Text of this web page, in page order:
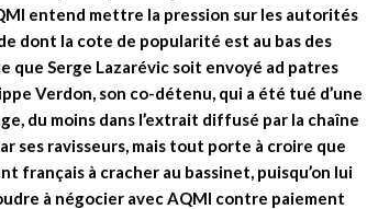
entend mettre la pression sur les autorités
dont la cote de popularité est au bas des
que Serge Lazarévic soit envoyé ad patres
Verdon, son co-détenu, qui a été tué d’une
du moins dans l’extrait diffusé par la chaîne
ses ravisseurs, mais tout porte à croire que
français à cracher au bassinet, puisqu’on lui
à négocier avec AQMI contre paiement